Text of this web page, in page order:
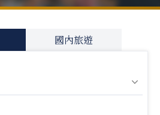
國內旅遊